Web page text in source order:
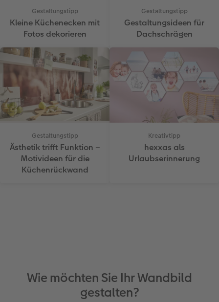
Gestaltungstipp
Kleine Küchenecken mit
Fotos dekorieren
Gestaltungstipp
Gestaltungsideen für
Dachschrägen
Gestaltungstipp
Ästhetik trifft Funktion –
Motivideen für die
Küchenrückwand
Kreativtipp
hexxas als
Urlaubserinnerung
Wie möchten Sie Ihr Wandbild
gestalten?